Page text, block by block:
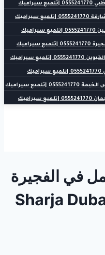
سيراميك
سيراميك
سيراميك
|تلميع سيراميك
في الفجيرة